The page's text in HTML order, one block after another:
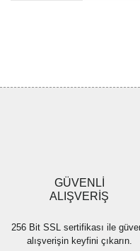
Ürün fiyatı diğer
Bu ürüne benzer farklı
GÜVENLİ
ALIŞVERİŞ
256 Bit SSL sertifikası ile
alışverişin keyfini çıkarın.